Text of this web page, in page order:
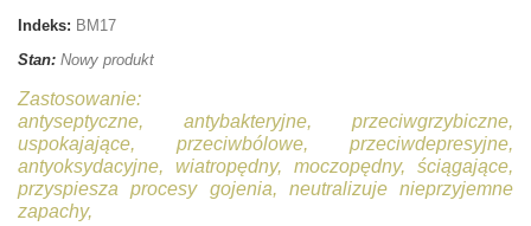
Indeks: BM17
Stan: Nowy produkt
Zastosowanie:
antyseptyczne, antybakteryjne, przeciwgrzybiczne,
uspokajające, przeciwbólowe, przeciwdepresyjne,
antyoksydacyjne, wiatropędny, moczopędny, ściągające,
przyspiesza procesy gojenia, neutralizuje nieprzyjemne
zapachy,